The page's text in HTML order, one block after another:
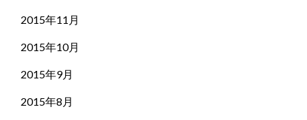
2015年11月
2015年10月
2015年9月
2015年8月